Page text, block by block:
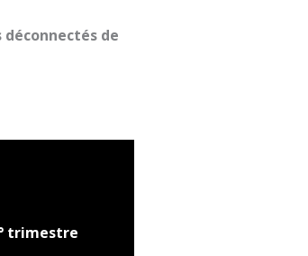
de
trimestre